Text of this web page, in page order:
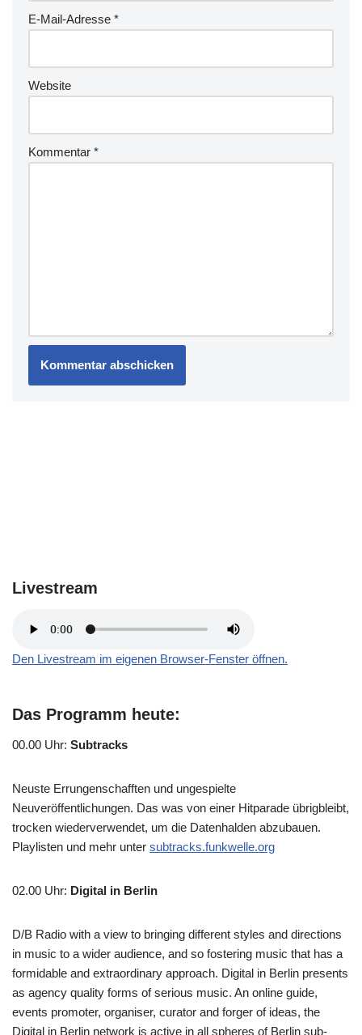
E-Mail-Adresse *
Website
Kommentar *
Livestream
Den Livestream im eigenen Browser-Fenster öffnen.
Das Programm heute:
00.00 Uhr: Subtracks
Neuste Errungenschafften und ungespielte
Neuveröffentlichungen. Das was von einer Hitparade übrigbleibt,
trocken wiederverwendet, um die Datenhalden abzubauen.
Playlisten und mehr unter subtracks.funkwelle.org
02.00 Uhr: Digital in Berlin
D/B Radio with a view to bringing different styles and directions
in music to a wider audience, and so fostering music that has a
formidable and extraordinary approach. Digital in Berlin presents
as agency quality forms of serious music. An online guide,
events promoter, organiser, curator and forger of ideas, the
Digital in Berlin network is active in all spheres of Berlin sub-